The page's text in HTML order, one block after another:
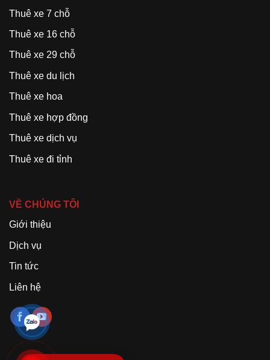
Thuê xe 7 chỗ
Thuê xe 16 chỗ
Thuê xe 29 chỗ
Thuê xe du lịch
Thuê xe hoa
Thuê xe hợp đồng
Thuê xe dịch vụ
Thuê xe đi tỉnh
VỀ CHÚNG TÔI
Giới thiệu
Dịch vụ
Tin tức
Liên hệ